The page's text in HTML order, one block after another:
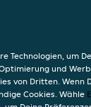
Technologien, um
und
von Dritten.
Cookies. Wähle